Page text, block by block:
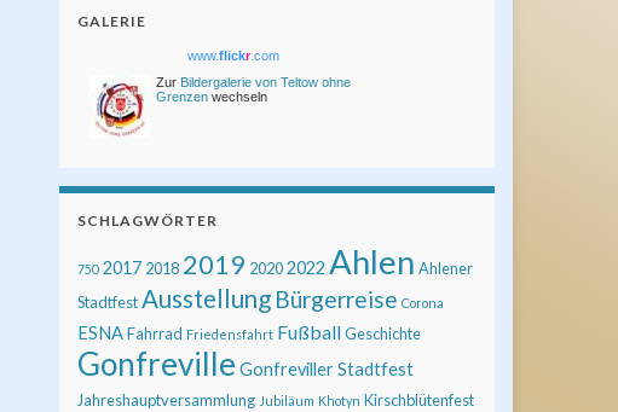
GALERIE
www.flickr.com
Zur Bildergalerie von Teltow ohne
Grenzen wechseln
SCHLAGWÖRTER
750 2017 2018 2019 20202022 Ahlen Ahlener
Stadtfest Ausstellung Bürgerreise Corona
ESNAFahrrad Friedensfahrt FußballGeschichte
Gonfreville Gonfreviller Stadtfest
Jahreshauptversammlung Jubiläum Khotyn Kirschblütenfest